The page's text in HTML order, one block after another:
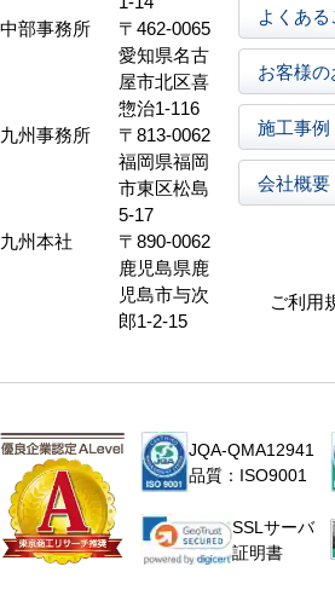
中部事務所
〒462-0065
愛知県名古
屋市北区喜
惣治1-116
九州事務所
〒813-0062
福岡県福岡
市東区松島
5-17
九州本社
〒890-0062
鹿児島県鹿
児島市与次
郎1-2-15
よくあ
お客様
施工事例
会社概要
ご利用
JQA-QMA12941
品質：ISO9001
SSLサーバ
証明書